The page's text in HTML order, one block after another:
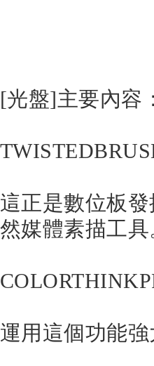
[光盤]主要內容：
這正是數位板
然媒體素描工具
運用這個功能